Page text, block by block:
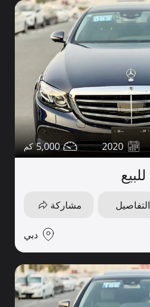
2020
5,000
التفاصيل مشاركة
دبي